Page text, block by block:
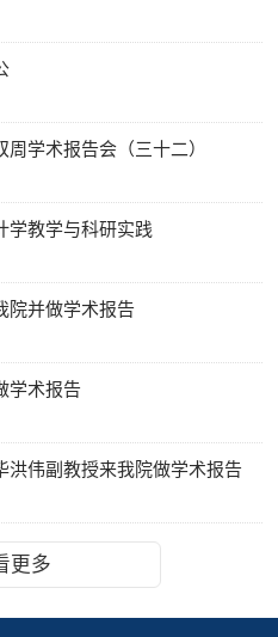
学术报告会（三十二）
学教学与科研实践
院并做学术报告
学术报告
洪伟副教授来我院做学术报告
更多